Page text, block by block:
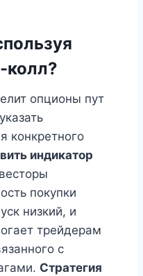
колл?
опционы пут
конкретного
индикатор
покупки
низкий, и
трейдерам
с
Стратегия